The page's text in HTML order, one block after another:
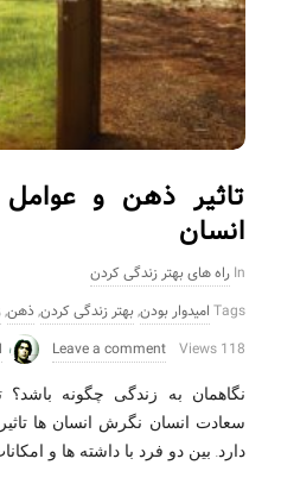
تاثیر ذهن و
انسان
In راه های بهتر زندگی کردن
Tags امیدوار بودن,بهتر زندگی کردن,ذهن,
118 Views
Leave a comment
نگاهمان به زندگی چگونه
سعادت انسان نگرش انسان ها
دارد. بین دو فرد با داشته ها و